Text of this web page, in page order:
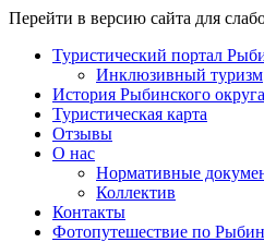
Перейти в версию сайта для
Туристический портал
Инклюзивный туризм
История Рыбинского округа
Туристическая карта
Отзывы
О нас
Нормативные
Коллектив
Контакты
Фотопутешествие по